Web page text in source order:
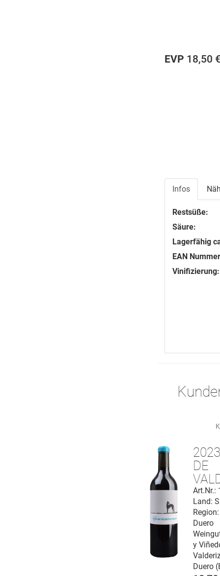
EVP 18,50 €
Infos
Restsüße:
Säure:
Lagerfähig
EAN
Vinifizierung:
DE
Art.Nr.:
y
Duero
Land:
Duero